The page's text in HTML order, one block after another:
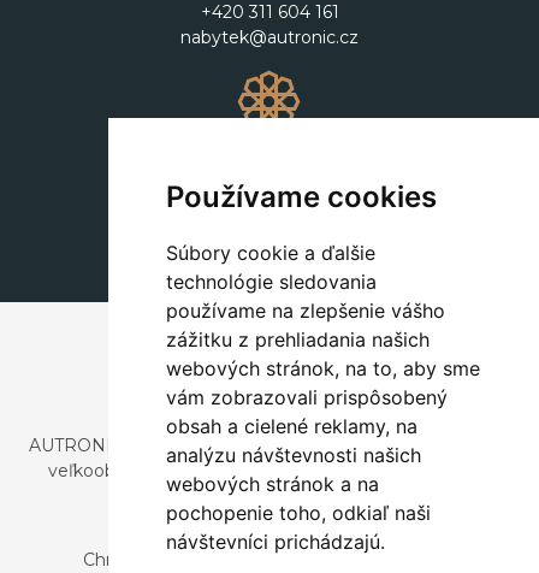
Používame cookies
Súbory cookie a ďalšie
technológie sledovania
používame na zlepšenie vášho
zážitku z prehliadania našich
webových stránok, na to, aby sme
vám zobrazovali prispôsobený
obsah a cielené reklamy, na
analýzu návštevnosti našich
webových stránok a na
pochopenie toho, odkiaľ naši
návštevníci prichádzajú.
+420 311 604 161
nabytek@autronic.cz
+420 311 604 182
dekorace@autronic.cz
AUTRONIC, s.r.o. je spoločnosť zaoberajúca sa dovozom a
veľkoobchodným predajom dizajnového aj štýlového
nábytku a dekorácií.
Česká republika
Chrustenice 270, 267 12 Loděnice u Berouna